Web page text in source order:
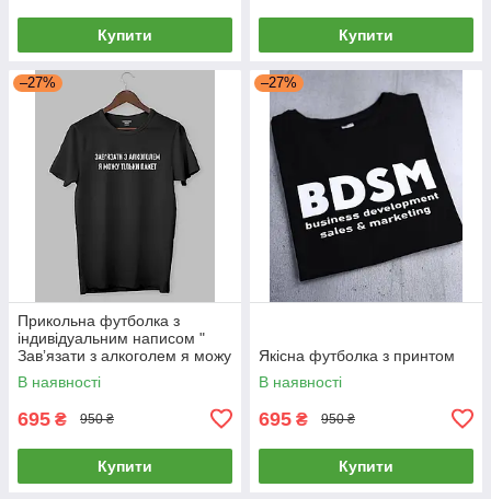
Купити Купити
–27%
Прикольна футболка з
індивідуальним написом "
Завʼязати з алкоголем я можу
тільки пакет"
В наявності
695 ₴ 950 ₴
Купити
–27%
Якісна футболка з принтом
В наявності
695 ₴ 950 ₴
Купити